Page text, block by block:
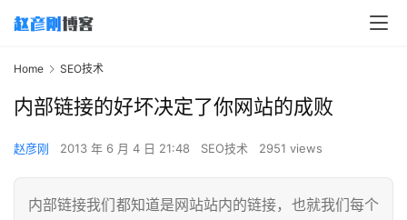
Home SEO技术
内部链接的好坏决定了你网站的成败
赵彦刚 2013 年 6 月 4 日 21:48 SEO技术 2951 views
内部链接我们都知道是网站站内的链接，也就我们每个